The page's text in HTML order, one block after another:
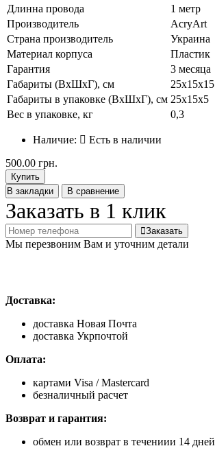
Длинна провода
1 метр
Производитель
AcryArt
Страна производитель
Украина
Материал корпуса
Пластик
Гарантия
3 месяца
Габариты (ВхШхГ), см
25х15х15
Габариты в упаковке (ВхШхГ), см 25х15х5
Вес в упаковке, кг
0,3
Наличие:
Есть в наличии
500.00 грн.
Купить
В закладки
В сравнение
Заказать в 1 клик
Заказать
Мы перезвоним Вам и уточним детали
Доставка:
доставка Новая Почта
доставка Укрпочтой
Оплата:
картами Visa / Mastercard
безналичный расчет
Возврат и гарантия:
обмен или возврат в течениии 14 дней